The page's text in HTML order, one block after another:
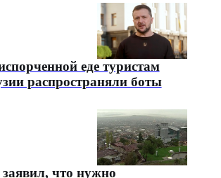
еде туристам
распространяли боты
что нужно